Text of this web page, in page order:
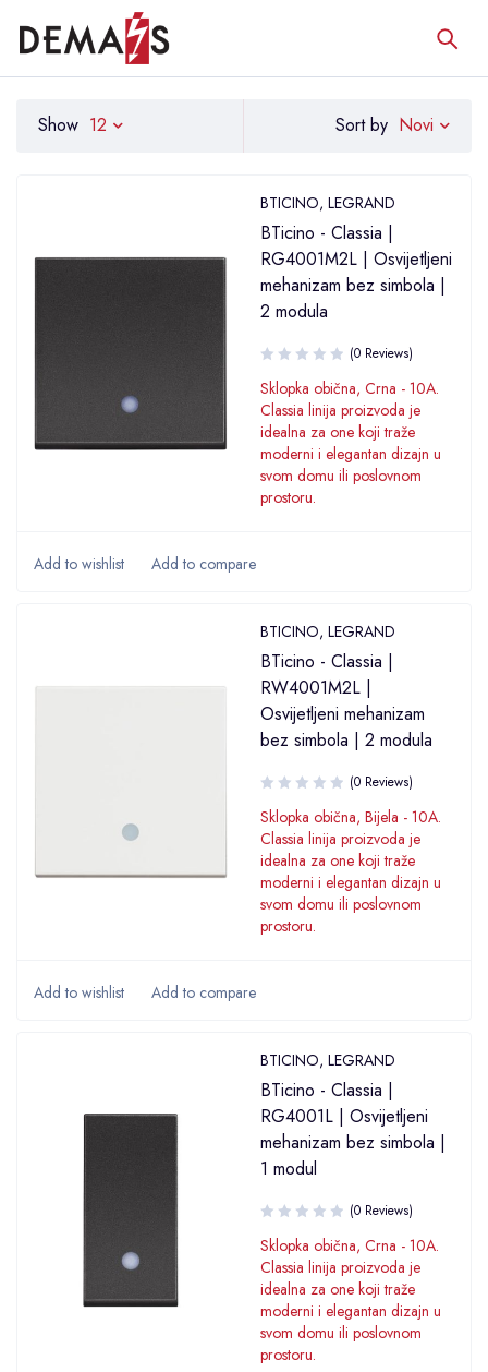
Sort by Novi
Show 12
BTICINO, LEGRAND
BTicino - Classia |
RG4001M2L | Osvijetljeni
mehanizam bez simbola |
2 modula
(0 Reviews)
Sklopka obična, Crna - 10A.
Classia linija proizvoda je
idealna za one koji traže
moderni i elegantan dizajn u
svom domu ili poslovnom
prostoru.
BTICINO, LEGRAND
BTicino - Classia |
RW4001M2L |
Osvijetljeni mehanizam
bez simbola | 2 modula
(0 Reviews)
Sklopka obična, Bijela - 10A.
Classia linija proizvoda je
idealna za one koji traže
moderni i elegantan dizajn u
svom domu ili poslovnom
prostoru.
BTICINO, LEGRAND
BTicino - Classia |
RG4001L | Osvijetljeni
mehanizam bez simbola |
1 modul
(0 Reviews)
Sklopka obična, Crna - 10A.
Classia linija proizvoda je
idealna za one koji traže
moderni i elegantan dizajn u
svom domu ili poslovnom
prostoru.